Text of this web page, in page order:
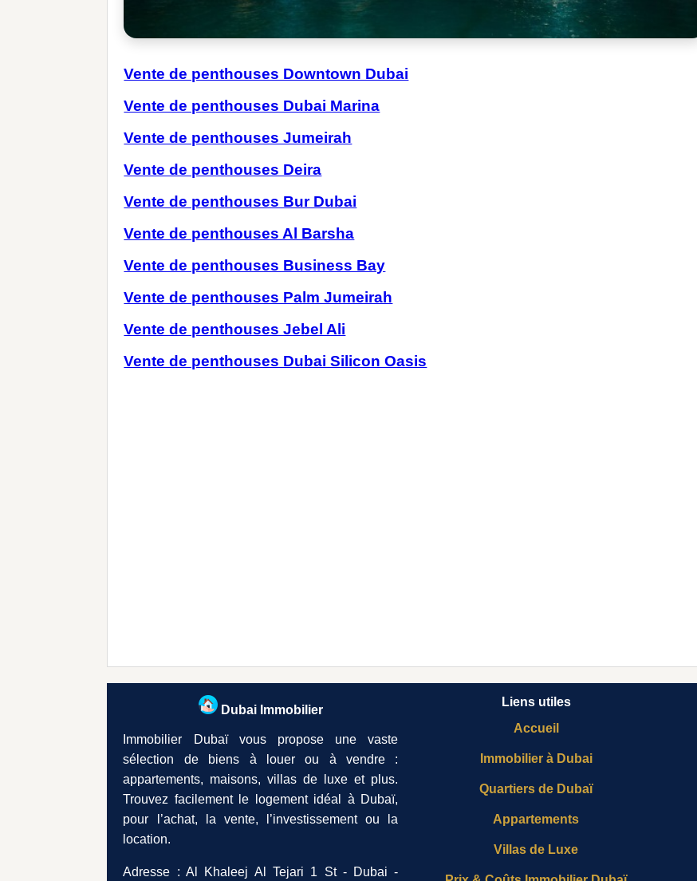
Vente de penthouses Downtown Dubai
Vente de penthouses Dubai Marina
Vente de penthouses Jumeirah
Vente de penthouses Deira
Vente de penthouses Bur Dubai
Vente de penthouses Al Barsha
Vente de penthouses Business Bay
Vente de penthouses Palm Jumeirah
Vente de penthouses Jebel Ali
Vente de penthouses Dubai Silicon Oasis
Dubai Immobilier
Immobilier Dubaï vous propose une vaste
sélection de biens à louer ou à vendre :
appartements, maisons, villas de luxe et plus.
Trouvez facilement le logement idéal à Dubaï,
pour l’achat, la vente, l’investissement ou la
location.
Adresse : Al Khaleej Al Tejari 1 St - Dubai -
Liens utiles
Accueil
Immobilier à Dubai
Quartiers de Dubaï
Appartements
Villas de Luxe